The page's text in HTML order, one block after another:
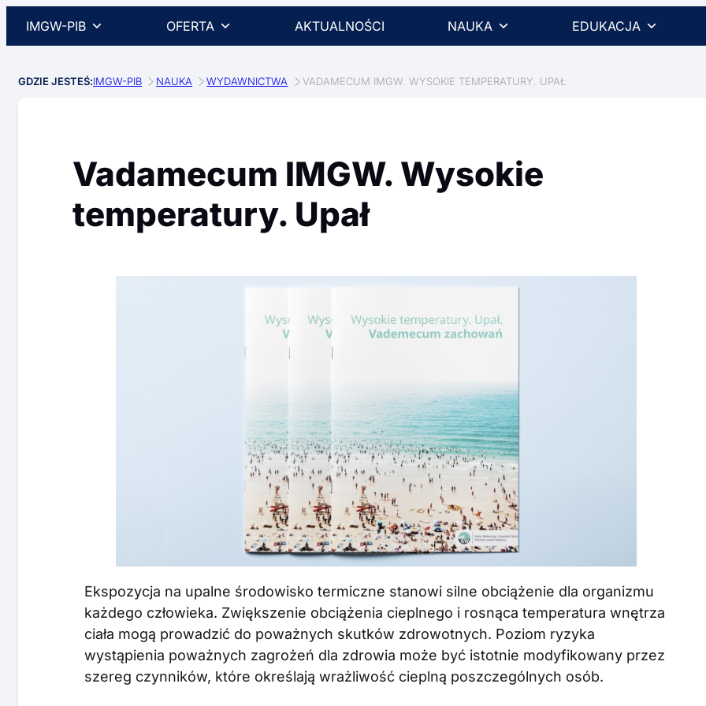
IMGW-PIB OFERTA AKTUALNOŚCI NAUKA EDUKACJA
GDZIE JESTEŚ:IMGW-PIB NAUKA WYDAWNICTWA VADAMECUM IMGW. WYSOKIE TEMPERATURY. UPAŁ
Vadamecum IMGW. Wysokie
temperatury. Upał
Ekspozycja na upalne środowisko termiczne stanowi silne obciążenie dla organizmu
każdego człowieka. Zwiększenie obciążenia cieplnego i rosnąca temperatura wnętrza
ciała mogą prowadzić do poważnych skutków zdrowotnych. Poziom ryzyka
wystąpienia poważnych zagrożeń dla zdrowia może być istotnie modyfikowany przez
szereg czynników, które określają wrażliwość cieplną poszczególnych osób.